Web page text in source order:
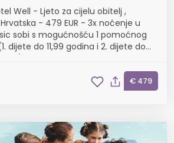
Well - Ljeto za cijelu obitelj ,
- 479 EUR - 3x noćenje u
sobi s mogućnošću 1 pomoćnog
dijete do 11,99 godina i 2. dijete do
€ 479